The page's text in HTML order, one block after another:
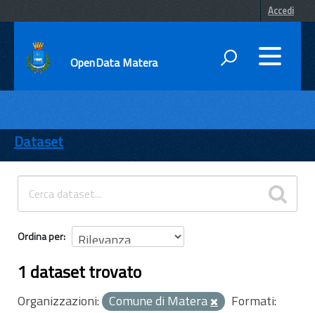
Accedi
OpenData Matera
ENTI
TEMI
INFORMAZIONI
Dataset
Ordina per
1 dataset trovato
Organizzazioni: Comune di Matera
Formati: